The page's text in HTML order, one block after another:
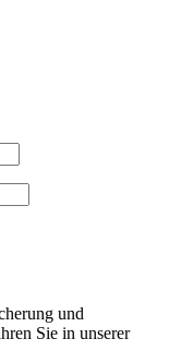
und
Sie in unserer